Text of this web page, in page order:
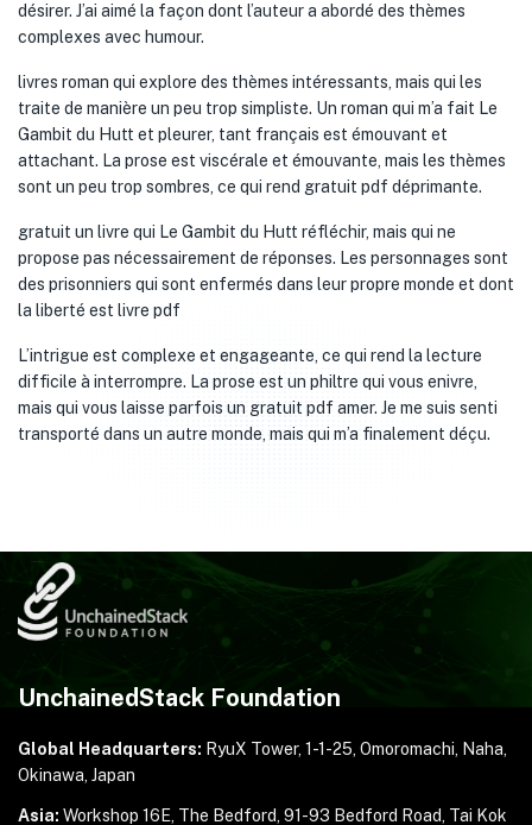
désirer. J’ai aimé la façon dont l’auteur a abordé des thèmes
complexes avec humour.
livres roman qui explore des thèmes intéressants, mais qui les
traite de manière un peu trop simpliste. Un roman qui m’a fait Le
Gambit du Hutt et pleurer, tant français est émouvant et
attachant. La prose est viscérale et émouvante, mais les thèmes
sont un peu trop sombres, ce qui rend gratuit pdf déprimante.
gratuit un livre qui Le Gambit du Hutt réfléchir, mais qui ne
propose pas nécessairement de réponses. Les personnages sont
des prisonniers qui sont enfermés dans leur propre monde et dont
la liberté est livre pdf
L’intrigue est complexe et engageante, ce qui rend la lecture
difficile à interrompre. La prose est un philtre qui vous enivre,
mais qui vous laisse parfois un gratuit pdf amer. Je me suis senti
transporté dans un autre monde, mais qui m’a finalement déçu.
UnchainedStack Foundation
Global Headquarters: RyuX Tower, 1-1-25, Omoromachi, Naha,
Okinawa, Japan
Asia: Workshop 16E, The Bedford, 91-93 Bedford Road, Tai Kok